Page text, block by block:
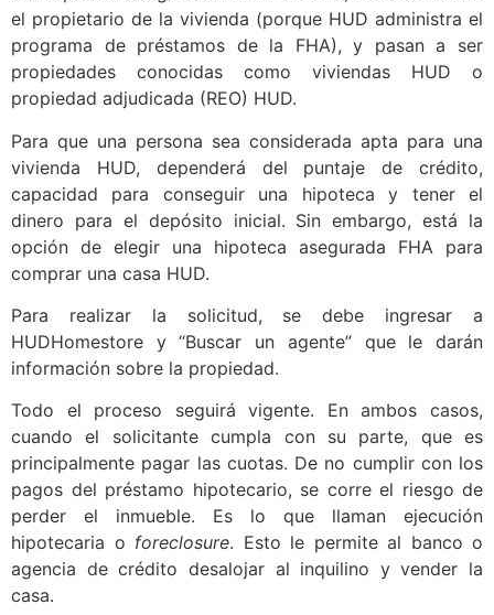
el propietario de la vivienda (porque HUD administra el
programa de préstamos de la FHA), y pasan a ser
propiedades conocidas como viviendas HUD o
propiedad adjudicada (REO) HUD.
Para que una persona sea considerada apta para una
vivienda HUD, dependerá del puntaje de crédito,
capacidad para conseguir una hipoteca y tener el
dinero para el depósito inicial. Sin embargo, está la
opción de elegir una hipoteca asegurada FHA para
comprar una casa HUD.
Para realizar la solicitud, se debe ingresar a
HUDHomestore y “Buscar un agente” que le darán
información sobre la propiedad.
Todo el proceso seguirá vigente. En ambos casos,
cuando el solicitante cumpla con su parte, que es
principalmente pagar las cuotas. De no cumplir con los
pagos del préstamo hipotecario, se corre el riesgo de
perder el inmueble. Es lo que llaman ejecución
hipotecaria o foreclosure. Esto le permite al banco o
agencia de crédito desalojar al inquilino y vender la
casa.